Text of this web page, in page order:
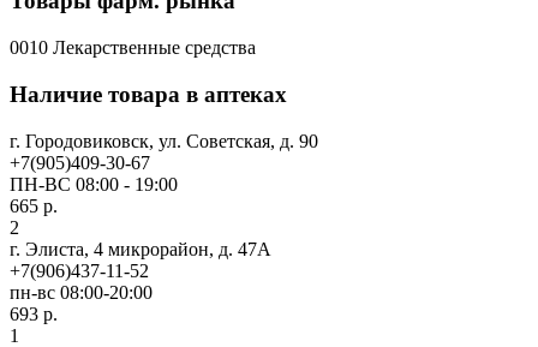
0010 Лекарственные средства
Наличие товара в аптеках
г. Городовиковск, ул. Советская, д. 90
+7(905)409-30-67
ПН-ВС 08:00 - 19:00
665 р.
2
г. Элиста, 4 микрорайон, д. 47А
+7(906)437-11-52
пн-вс 08:00-20:00
693 р.
1